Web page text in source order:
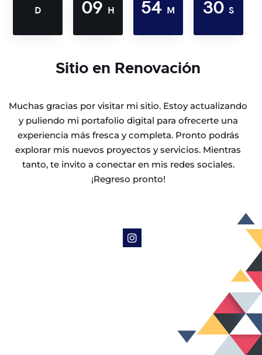
D 09 H 54 M 30 S
Sitio en Renovación
Muchas gracias por visitar mi sitio. Estoy actualizando
y puliendo mi portafolio digital para ofrecerte una
experiencia más fresca y completa. Pronto podrás
explorar mis nuevos proyectos y servicios. Mientras
tanto, te invito a conectar en mis redes sociales.
¡Regreso pronto!